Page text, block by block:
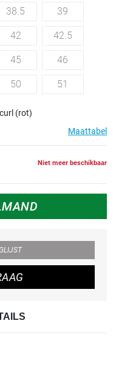
38.5 39
42 42.5
45 46
50 51
(rot)
Maattabel
Niet meer beschikbaar